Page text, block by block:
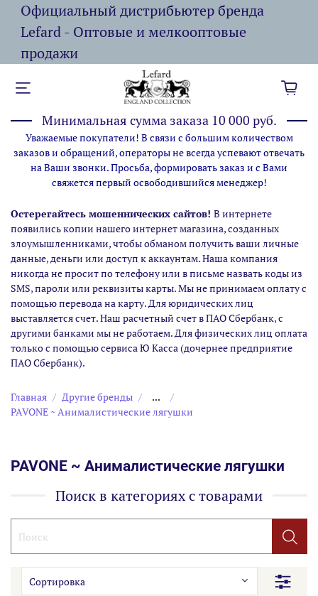
Официальный дистрибьютер бренда
Lefard - Оптовые и мелкооптовые
продажи
Минимальная сумма заказа 10 000 руб.
Уважаемые покупатели! В связи с большим количеством
заказов и обращений, операторы не всегда успевают отвечать
на Ваши звонки. Просьба, формировать заказ и с Вами
свяжется первый освободившийся менеджер!
Остерегайтесь мошеннических сайтов! В интернете
появились копии нашего интернет магазина,созданных
злоумышленниками, чтобы обманом получить ваши личные
данные, деньги или доступ к аккаунтам. Наша компания
никогда не просит по телефону или в письме назвать коды из
SMS, пароли или реквизиты карты. Мы не принимаем оплату с
помощью перевода на карту. Для юридических лиц
выставляется счет. Наш расчетный счет в ПАО Сбербанк, с
другими банками мы не работаем. Для физических лиц оплата
только с помощью сервиса Ю Касса (дочернее предприятие
ПАО Сбербанк).
Главная Другие бренды
...
PAVONE ~ Анималистические лягушки
PAVONE ~ Анималистические лягушки
Поиск в категориях с товарами